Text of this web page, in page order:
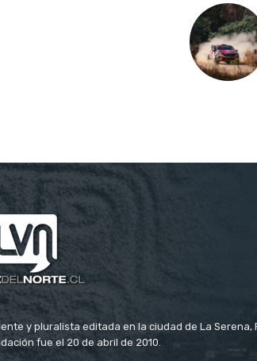
y pluralista editada en la ciudad de La Serena,
fue el 20 de abril de 2010.